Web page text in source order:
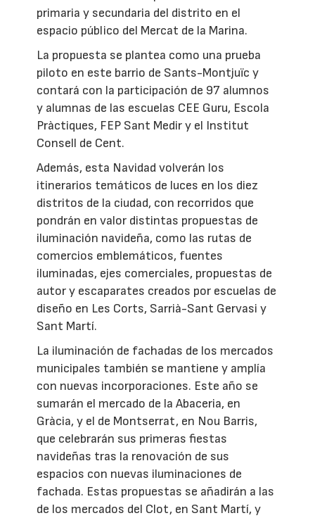
primaria y secundaria del distrito en el
espacio público del Mercat de la Marina.
La propuesta se plantea como una prueba
piloto en este barrio de Sants-Montjuïc y
contará con la participación de 97 alumnos
y alumnas de las escuelas CEE Guru, Escola
Pràctiques, FEP Sant Medir y el Institut
Consell de Cent.
Además, esta Navidad volverán los
itinerarios temáticos de luces en los diez
distritos de la ciudad, con recorridos que
pondrán en valor distintas propuestas de
iluminación navideña, como las rutas de
comercios emblemáticos, fuentes
iluminadas, ejes comerciales, propuestas de
autor y escaparates creados por escuelas de
diseño en Les Corts, Sarrià-Sant Gervasi y
Sant Martí.
La iluminación de fachadas de los mercados
municipales también se mantiene y amplía
con nuevas incorporaciones. Este año se
sumarán el mercado de la Abaceria, en
Gràcia, y el de Montserrat, en Nou Barris,
que celebrarán sus primeras fiestas
navideñas tras la renovación de sus
espacios con nuevas iluminaciones de
fachada. Estas propuestas se añadirán a las
de los mercados del Clot, en Sant Martí, y